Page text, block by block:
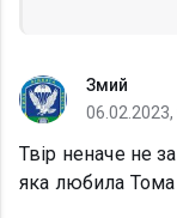
Змий
Твір неначе не
яка любила Тома